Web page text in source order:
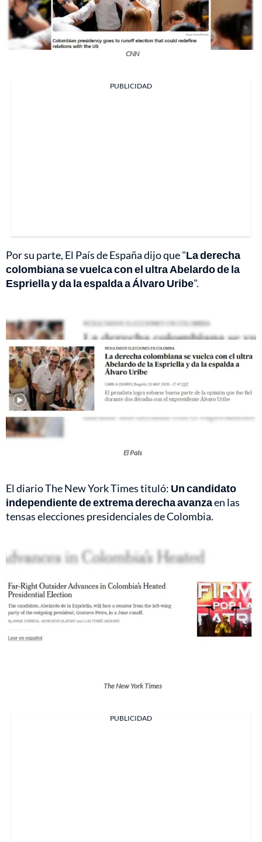
CNN
PUBLICIDAD
Por su parte, El País de España dijo que "La derecha
colombiana se vuelca con el ultra Abelardo de la
Espriella y da la espalda a Álvaro Uribe".
El País
El diario The New York Times tituló: Un candidato
independiente de extrema derecha avanzaen las
tensas elecciones presidenciales de Colombia.
The New York Times
PUBLICIDAD